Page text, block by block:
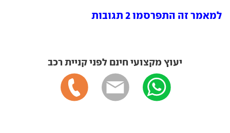
למאמר זה התפרסמו 2 תגובות
יעוץ מקצועי חינם לפני קניית רכב